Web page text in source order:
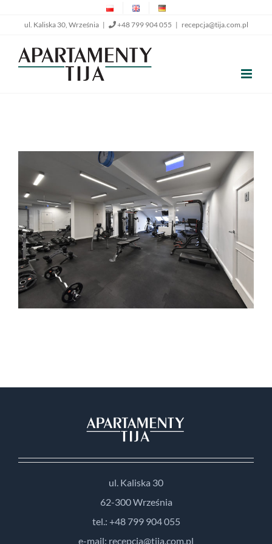
zawartości
ul. Kaliska 30, Września | +48 799 904 055 | recepcja@tija.com.pl
ul. Kaliska 30
62-300 Września
tel.: +48 799 904 055
e-mail: recepcja@tija.com.pl